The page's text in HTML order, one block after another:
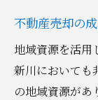
不動産売却の
地域資源を活用
新川においても
の地域資源があ